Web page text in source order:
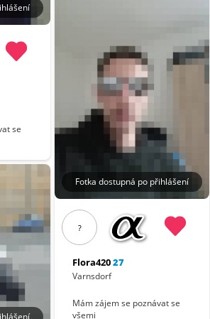
se
Fotka dostupná po přihlášení
?
Flora42027
Varnsdorf
Mám zájem se poznávat se
všemi